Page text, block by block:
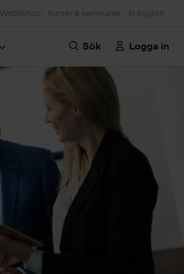
Webbshop Kurser & seminarier In English
Sök Logga in